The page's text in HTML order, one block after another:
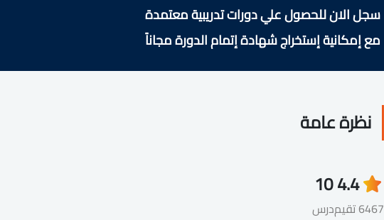
سجل الان للحصول علي دورات تدريبية معتمدة
مع إمكانية إستخراج شهادة إتمام الدورة مجاناً
نظرة عامة
4.4
6467 تقيم
10
درس